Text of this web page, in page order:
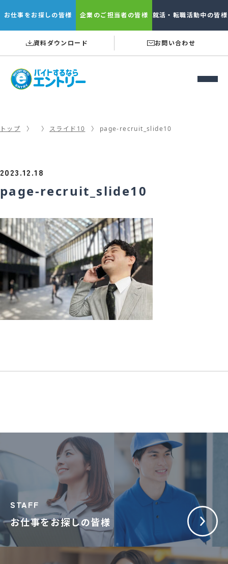
お仕事をお探しの皆様 企業のご担当者の皆様 就活・転職活動中の皆様
資料ダウンロード お問い合わせ
トップ スライド10 page-recruit_slide10
2023.12.18
page-recruit_slide10
お仕事をお探しの皆様
STAFF